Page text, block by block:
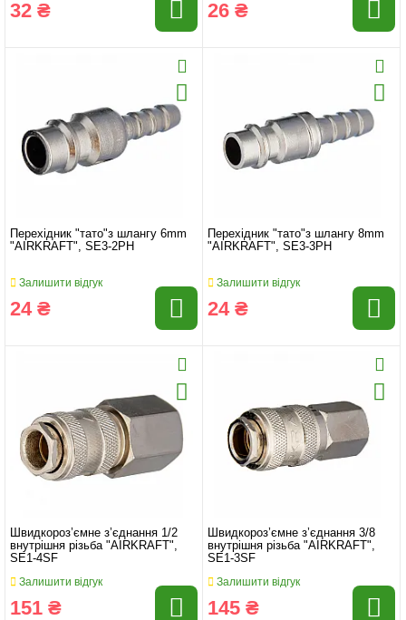
32 ₴ 26 ₴
Перехідник "тато"з шлангу 6mm
"AIRKRAFT", SE3-2PH
Залишити відгук
24 ₴
Перехідник "тато"з шлангу 8mm
"AIRKRAFT", SE3-3PH
Залишити відгук
24 ₴
Швидкороз’ємне з’єднання 1/2
внутрішня різьба "AIRKRAFT",
SE1-4SF
Залишити відгук
151 ₴
Швидкороз’ємне з’єднання 3/8
внутрішня різьба "AIRKRAFT",
SE1-3SF
Залишити відгук
145 ₴